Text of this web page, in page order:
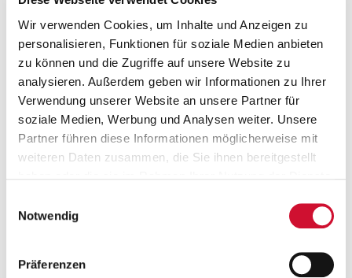
Wir verwenden Cookies, um Inhalte und Anzeigen zu
personalisieren, Funktionen für soziale Medien anbieten
zu können und die Zugriffe auf unsere Website zu
analysieren. Außerdem geben wir Informationen zu Ihrer
Verwendung unserer Website an unsere Partner für
soziale Medien, Werbung und Analysen weiter. Unsere
Partner führen diese Informationen möglicherweise mit
weiteren Daten zusammen, die Sie ihnen bereitgestellt
Wenn Sie auf „Cookies zulassen“ klicken, so stimmen
Sie der Speicherung sämtlicher Cookies zu. Sie können
Ihre Einwilligung selbstverständlich jederzeit widerrufen,
indem Sie die Cookie-Einstellungen aufrufen und diese
Notwendig
Präferenzen
Gesicherte Teilnahme an pädagogisch begleiteten
Fachseminaren
Eine Erfahrung fürs Leben, jede Menge Spaß, und nicht zuletzt
einen gesicherten Einstieg in den sozialen Bereich
Stelleninfos Einsatzort
Freiwillige *r für den
AWO Kreisverband Mittelfranken-Süd e.V.